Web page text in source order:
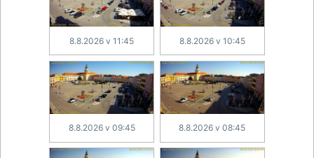
8.8.2026 v 11:45 8.8.2026 v 10:45
8.8.2026 v 09:45 8.8.2026 v 08:45